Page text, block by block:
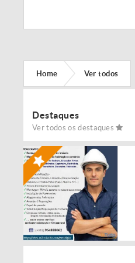
Home Ver todos
Destaques
Ver todos os destaques